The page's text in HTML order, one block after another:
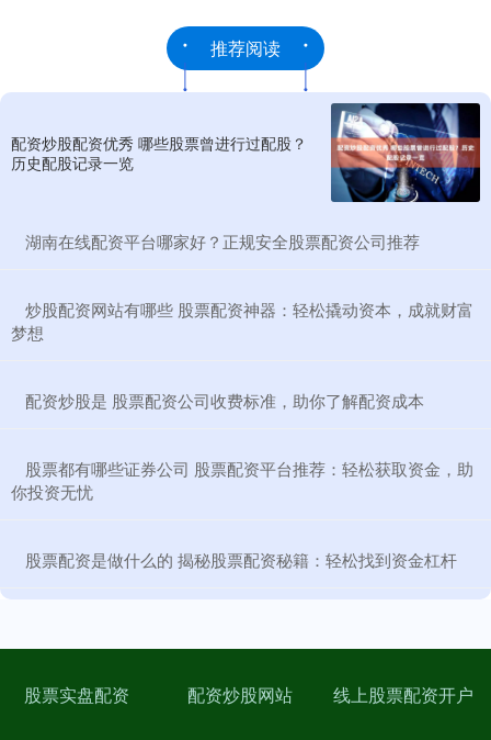
推荐阅读
配资炒股配资优秀 哪些股票曾进行过配股？
历史配股记录一览
​湖南在线配资平台哪家好？正规安全股票配资公司推荐
​炒股配资网站有哪些 股票配资神器：轻松撬动资本，成就财富
梦想
​配资炒股是 股票配资公司收费标准，助你了解配资成本
​股票都有哪些证券公司 股票配资平台推荐：轻松获取资金，助
你投资无忧
​股票配资是做什么的 揭秘股票配资秘籍：轻松找到资金杠杆
股票实盘配资 配资炒股网站 线上股票配资开户